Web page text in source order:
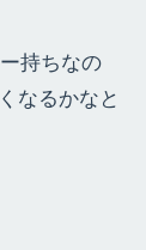
持ちなの
なるかなと